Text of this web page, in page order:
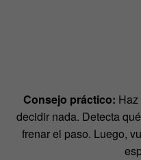
Consejo práctico:
decidir nada. Detecta
frenar el paso. Luego,